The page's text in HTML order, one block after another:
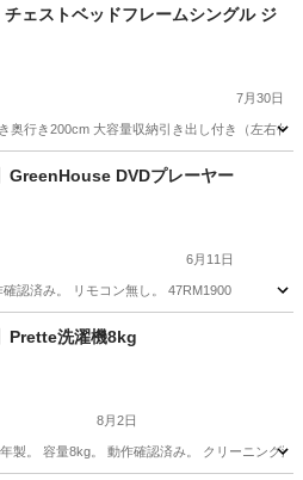
生活家電
ェストベッドフレームシングル ジ
7月30日
奥行き200cm 大容量収納引き出し付き（左右
GreenHouse DVDプレーヤー
6月11日
認済み。 リモコン無し。 47RM1900
映像プレーヤー、レコーダー
Prette洗濯機8kg
8月2日
製。 容量8kg。 動作確認済み。 クリーニング済